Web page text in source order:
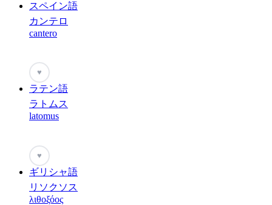
スペイン語
カンテロ
cantero
♥
ラテン語
ラトムス
latomus
♥
ギリシャ語
リソクソス
λιθοξόος